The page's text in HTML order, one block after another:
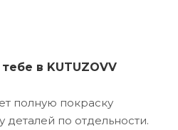
в KUTUZOVV
полную покраску
деталей по отдельности.